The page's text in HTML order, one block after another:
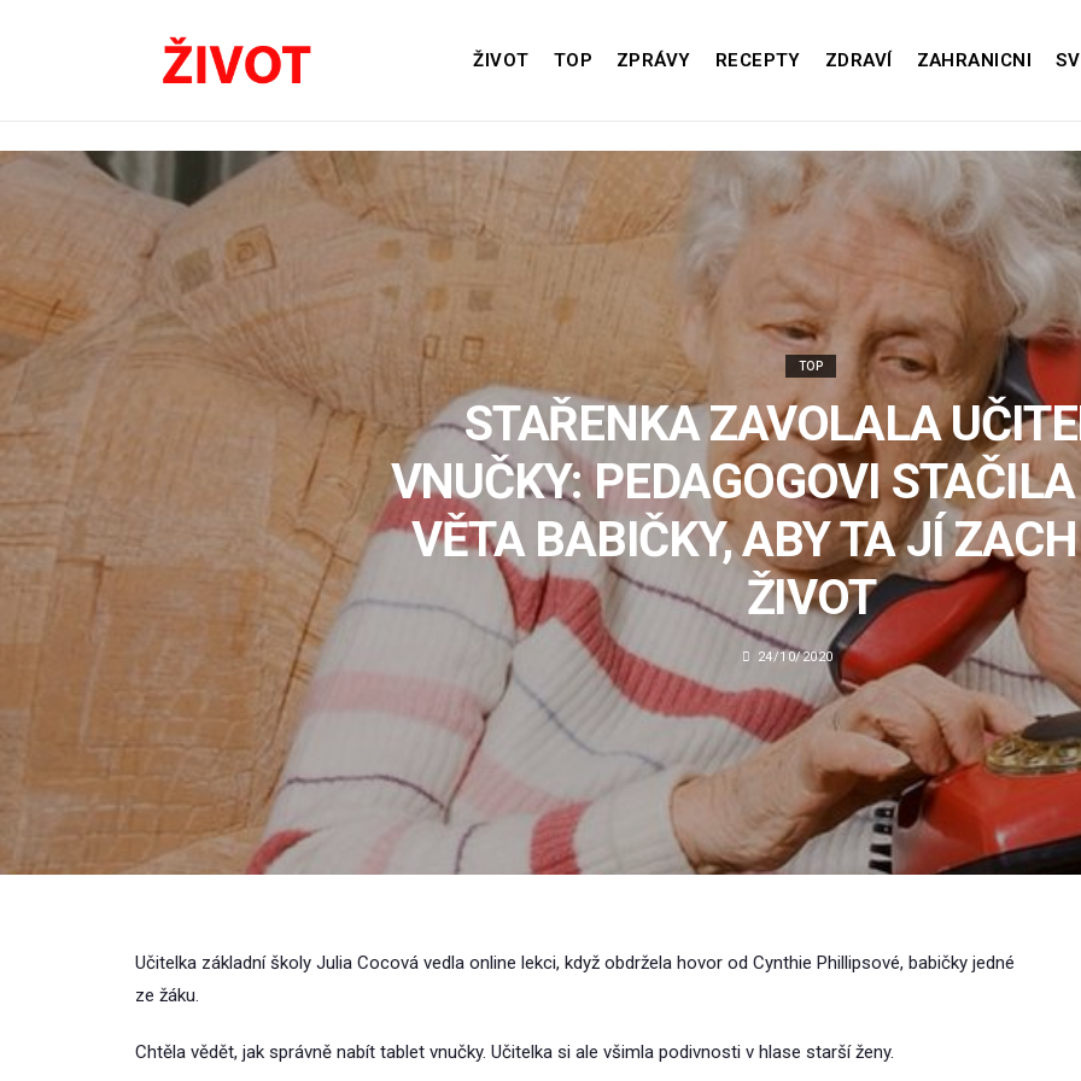
ŽIVOT TOP ZPRÁVY RECEPTY ZDRAVÍ ZAHRANICNI
TOP
STAŘENKA ZAVOLALA
VNUČKY: PEDAGOGOVI
VĚTA BABIČKY, ABY TA JÍ
ŽIVOT
24/10/2020
Učitelka základní školy Julia Cocová vedla online lekci, když obdržela hovor od Cynthie Phillipsové, babičky jedné
ze žáku.
Chtěla vědět, jak správně nabít tablet vnučky. Učitelka si ale všimla podivnosti v hlase starší ženy.